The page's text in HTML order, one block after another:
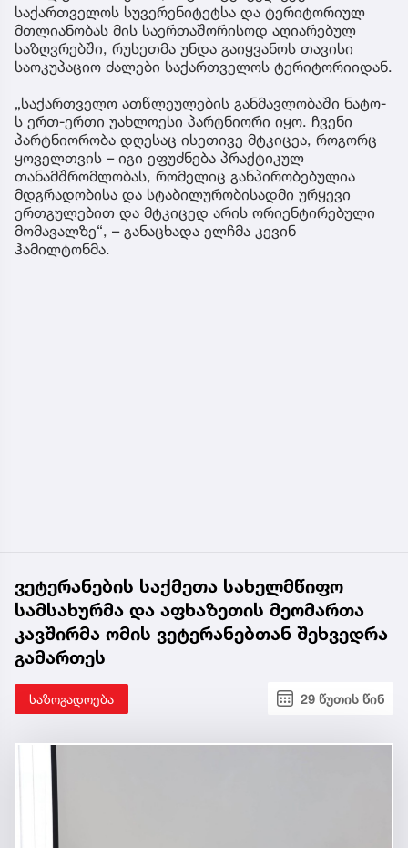
საქართველოს სუვერენიტეტსა და ტერიტორიულ
მთლიანობას მის საერთაშორისოდ აღიარებულ
საზღვრებში, რუსეთმა უნდა გაიყვანოს თავისი
საოკუპაციო ძალები საქართველოს ტერიტორიიდან.
„საქართველო ათწლეულების განმავლობაში ნატო-
ს ერთ-ერთი უახლოესი პარტნიორი იყო. ჩვენი
პარტნიორობა დღესაც ისეთივე მტკიცეა, როგორც
ყოველთვის – იგი ეფუძნება პრაქტიკულ
თანამშრომლობას, რომელიც განპირობებულია
მდგრადობისა და სტაბილურობისადმი ურყევი
ერთგულებით და მტკიცედ არის ორიენტირებული
მომავალზე“, – განაცხადა ელჩმა კევინ
ჰამილტონმა.
ვეტერანების საქმეთა სახელმწიფო
სამსახურმა და აფხაზეთის მეომართა
კავშირმა ომის ვეტერანებთან შეხვედრა
გამართეს
საზოგადოება 29 წუთის წინ